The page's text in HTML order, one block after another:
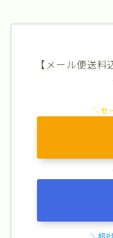
【メール便送